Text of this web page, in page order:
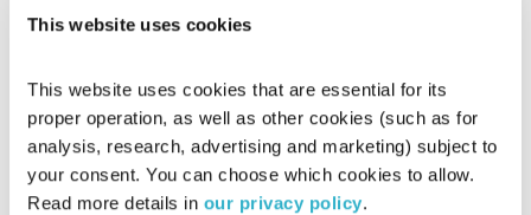
This website uses cookies
This website uses cookies that are essential for its
proper operation, as well as other cookies (such as for
analysis, research, advertising and marketing) subject to
your consent. You can choose which cookies to allow.
Read more details in our privacy policy.
אחת ששומעת
אליענה בן דוד
26.05.22
01:58:50
עבורי כל תוכנית היא כמו לידה. לעיתים זו היא לידה קלה,